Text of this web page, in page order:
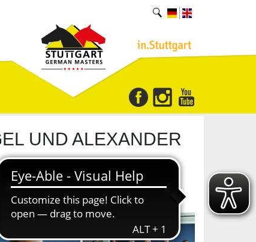
UND ALEXANDER
Ehrengäste Richard Vogel,
Hallenchampionat, Rede und Antwort.